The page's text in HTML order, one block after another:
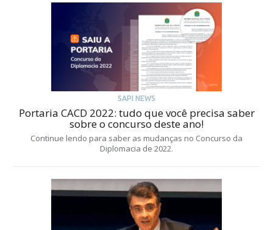
SAPI NEWS
Portaria CACD 2022: tudo que você precisa saber
sobre o concurso deste ano!
Continue lendo para saber as mudanças no Concurso da
Diplomacia de 2022.